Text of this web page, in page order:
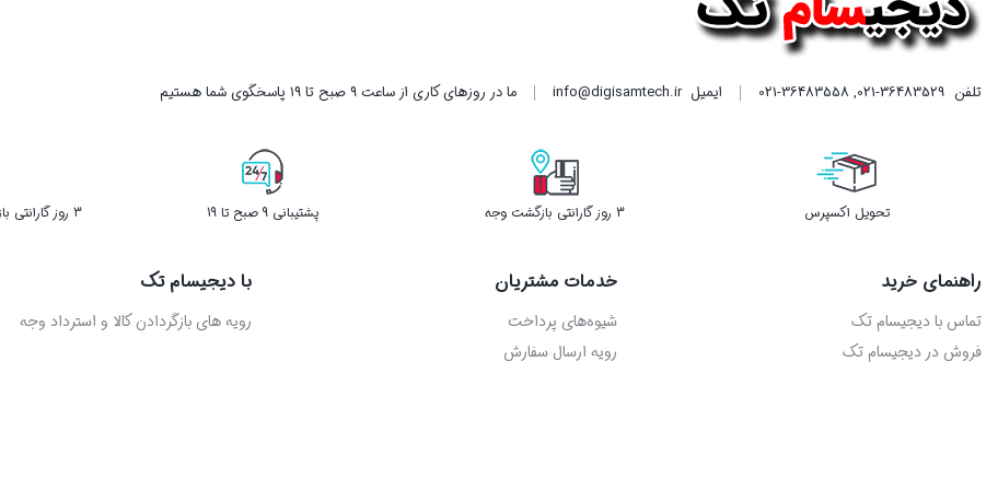
تلفن 021-36483529
,
021-36483558 ایمیلinfo@digisamtech.ir ما در روزهای کاری از ساعت ۹ صبح تا ۱۹ پاسخگوی شما هستیم
تحویل اکسپرس 3 روز گارانتی بازگشت وجه پشتیبانی 9 صبح تا 19 3 روز گارانتی بازگشت کالا در صورت خرابی
راهنمای خرید
تماس با دیجیسام تک
فروش در دیجیسام تک
خدمات مشتریان
شیوه‌های پرداخت
رویه ارسال سفارش
با دیجیسام تک
رویه های بازگردادن کالا و استرداد وجه